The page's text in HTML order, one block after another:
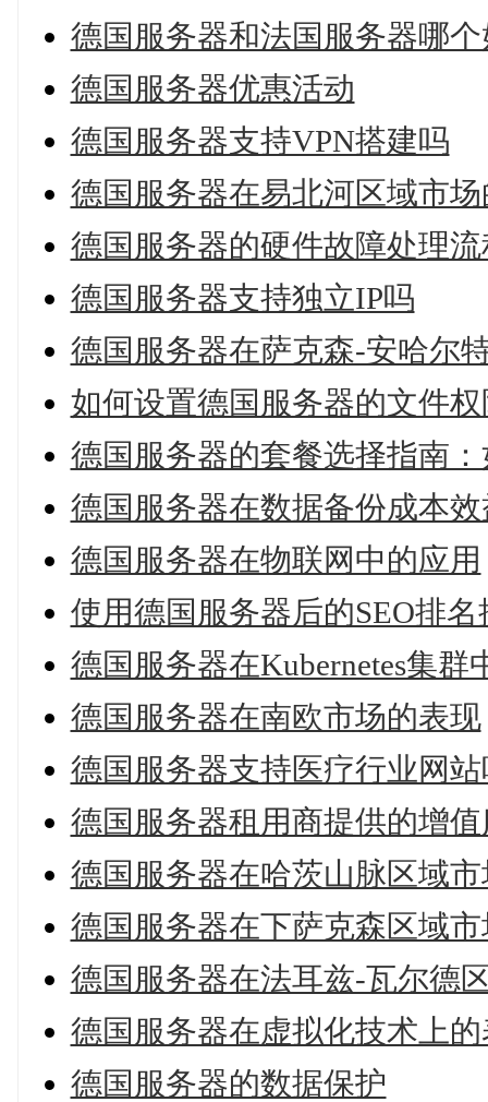
德国服务器和法国服务器哪个
德国服务器优惠活动
德国服务器支持VPN搭建吗
德国服务器在易北河区域市
德国服务器的硬件故障处理
德国服务器支持独立IP吗
德国服务器在萨克森-安哈尔
如何设置德国服务器的文件
德国服务器的套餐选择指南
德国服务器在数据备份成本
德国服务器在物联网中的应用
使用德国服务器后的SEO排
德国服务器在Kubernetes集群
德国服务器在南欧市场的表现
德国服务器支持医疗行业网站
德国服务器租用商提供的增
德国服务器在哈茨山脉区域
德国服务器在下萨克森区域
德国服务器在法耳兹-瓦尔德
德国服务器在虚拟化技术上
德国服务器的数据保护